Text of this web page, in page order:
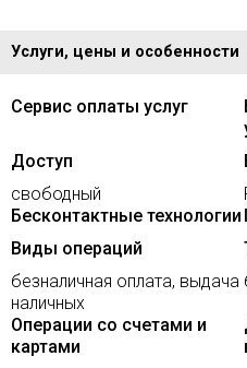
Услуги, цены и особенности
Сервис оплаты услуг
Доступ
свободный
Бесконтактные технологии
Виды операций
безналичная оплата, выдача
наличных
Операции со счетами и
картами